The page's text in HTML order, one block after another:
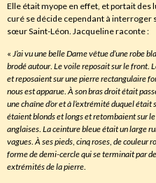
Elle était myope en effet, et portait
curé se décide cependant à interroger
sœur Saint-Léon. Jacqueline raconte :
« J’ai vu une belle Dame vêtue d’une robe
brodé autour. Le voile reposait sur le front.
et reposaient sur une pierre rectangulaire
nous est apparue.À son bras droit était
une chaîne d’or et à l’extrémité duquel était
étaient blonds et longs et retombaient sur
anglaises. La ceinture bleue était un large
vagues.À ses pieds, cinq roses, de couleur
forme de demi-cercle qui se terminait par
extrémités de la pierre.